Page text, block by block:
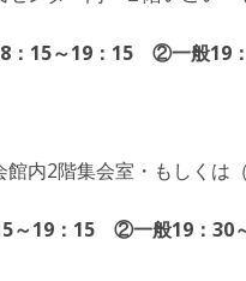
15～19：15 ②一般19
内2階集会室・もしくは
19：15 ②一般19：30